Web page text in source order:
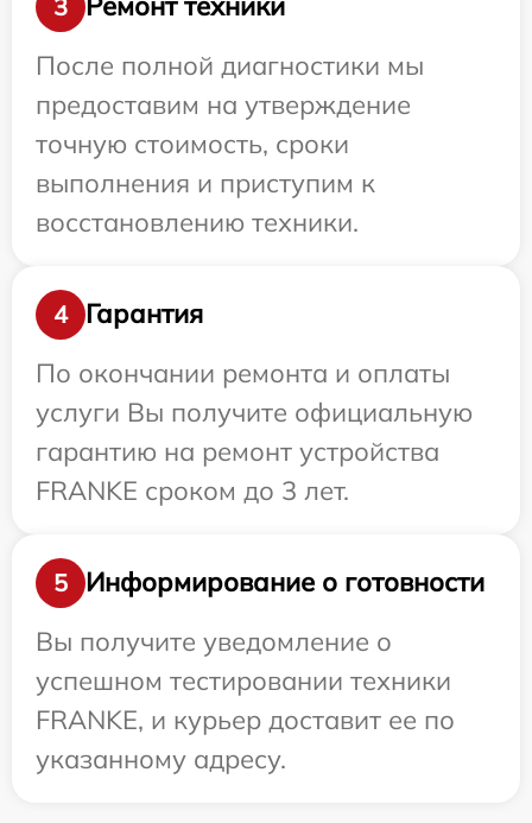
3
После полной диагностики мы
предоставим на утверждение
точную стоимость, сроки
выполнения и приступим к
восстановлению техники.
4
Гарантия
По окончании ремонта и оплаты
услуги Вы получите официальную
гарантию на ремонт устройства
FRANKE сроком до 3 лет.
5
Информирование о готовности
Вы получите уведомление о
успешном тестировании техники
FRANKE, и курьер доставит ее по
указанному адресу.